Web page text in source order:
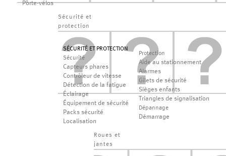
Porte-vélos
Sécurité et
protection
SÉCURITÉ ET PROTECTION
Sécurité
Capteurs phares
Contrôleur de vitesse
Détection de la fatigue
Éclairage
Équipement de sécurité
Packs sécurité
Localisation
Protection
Aide au stationnement
Alarmes
Gilets de sécurité
Sièges enfants
Triangles de signalisation
Dépannage
Démarrage
Roues et
jantes